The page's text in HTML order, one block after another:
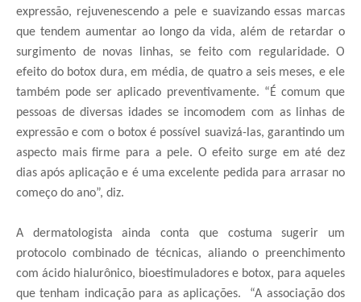
expressão, rejuvenescendo a pele e suavizando essas marcas
que tendem aumentar ao longo da vida, além de retardar o
surgimento de novas linhas, se feito com regularidade. O
efeito do botox dura, em média, de quatro a seis meses, e ele
também pode ser aplicado preventivamente. “É comum que
pessoas de diversas idades se incomodem com as linhas de
expressão e com o botox é possível suavizá-las, garantindo um
aspecto mais firme para a pele. O efeito surge em até dez
dias após aplicação e é uma excelente pedida para arrasar no
começo do ano”, diz.
A dermatologista ainda conta que costuma sugerir um
protocolo combinado de técnicas, aliando o preenchimento
com ácido hialurônico, bioestimuladores e botox, para aqueles
que tenham indicação para as aplicações.
“A associação dos